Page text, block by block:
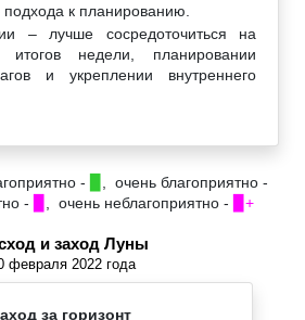
подхода к планированию.
– лучше сосредоточиться на
итогов недели, планировании
и укреплении внутреннего
-
, очень благоприятно -
- , очень неблагоприятно - ▉+
и заход Луны
февраля 2022 года
за горизонт